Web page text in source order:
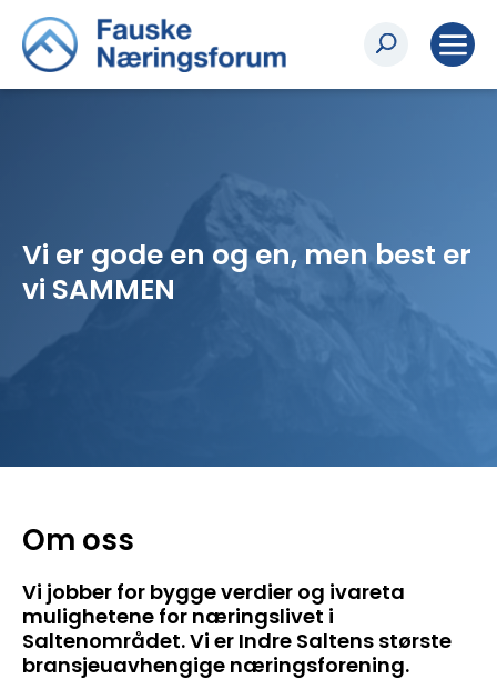
Vi er gode en og en, men best er
vi SAMMEN
Om oss
Vi jobber for bygge verdier og ivareta
mulighetene for næringslivet i
Saltenområdet. Vi er Indre Saltens største
bransjeuavhengige næringsforening.